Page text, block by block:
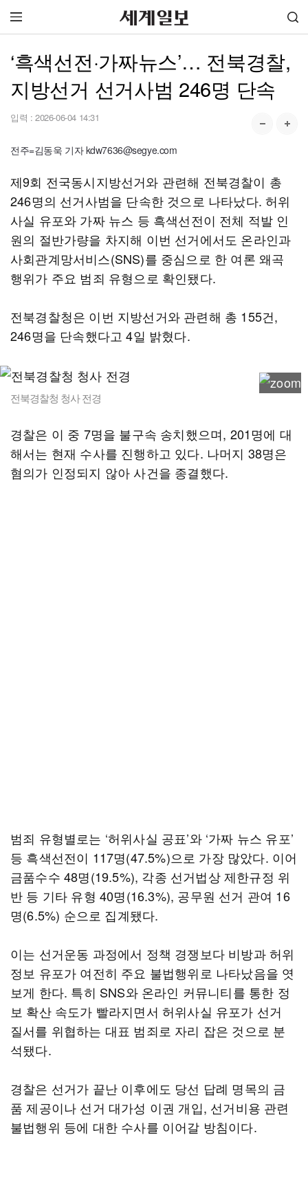
‘흑색선전·가짜뉴스’… 전북경찰,
지방선거 선거사범 246명 단속
입력 : 2026-06-04 14:31
전주=김동욱 기자 kdw7636@segye.com
제9회 전국동시지방선거와 관련해 전북경찰이 총
246명의 선거사범을 단속한 것으로 나타났다. 허위
사실 유포와 가짜 뉴스 등 흑색선전이 전체 적발 인
원의 절반가량을 차지해 이번 선거에서도 온라인과
사회관계망서비스(SNS)를 중심으로 한 여론 왜곡
행위가 주요 범죄 유형으로 확인됐다.
전북경찰청은 이번 지방선거와 관련해 총 155건,
246명을 단속했다고 4일 밝혔다.
전북경찰청 청사 전경
경찰은 이 중 7명을 불구속 송치했으며, 201명에 대
해서는 현재 수사를 진행하고 있다. 나머지 38명은
혐의가 인정되지 않아 사건을 종결했다.
범죄 유형별로는 ‘허위사실 공표’와 ‘가짜 뉴스 유포’
등 흑색선전이 117명(47.5%)으로 가장 많았다. 이어
금품수수 48명(19.5%), 각종 선거법상 제한규정 위
반 등 기타 유형 40명(16.3%), 공무원 선거 관여 16
명(6.5%) 순으로 집계됐다.
이는 선거운동 과정에서 정책 경쟁보다 비방과 허위
정보 유포가 여전히 주요 불법행위로 나타났음을 엿
보게 한다. 특히 SNS와 온라인 커뮤니티를 통한 정
보 확산 속도가 빨라지면서 허위사실 유포가 선거
질서를 위협하는 대표 범죄로 자리 잡은 것으로 분
석됐다.
경찰은 선거가 끝난 이후에도 당선 답례 명목의 금
품 제공이나 선거 대가성 이권 개입, 선거비용 관련
불법행위 등에 대한 수사를 이어갈 방침이다.